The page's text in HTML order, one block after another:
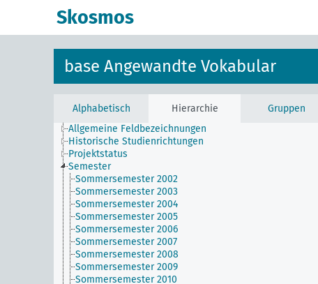
Skosmos
base Angewandte Vokabular
Alphabetisch Hierarchie
Gruppen
Allgemeine Feldbezeichnungen
Historische Studienrichtungen
Projektstatus
Semester
Sommersemester 2002
Sommersemester 2003
Sommersemester 2004
Sommersemester 2005
Sommersemester 2006
Sommersemester 2007
Sommersemester 2008
Sommersemester 2009
Sommersemester 2010